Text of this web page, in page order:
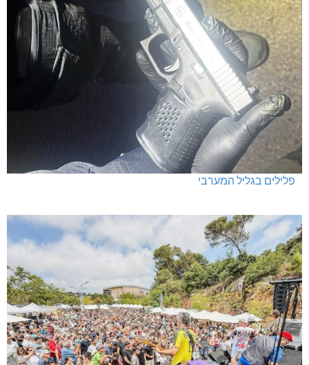
פלילים בגליל המערבי